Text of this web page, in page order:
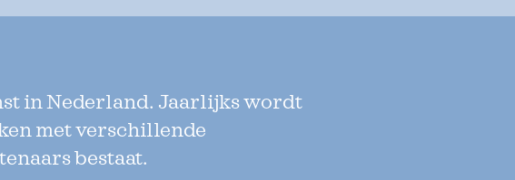
in Nederland. Jaarlijks wordt
met verschillende
bestaat.